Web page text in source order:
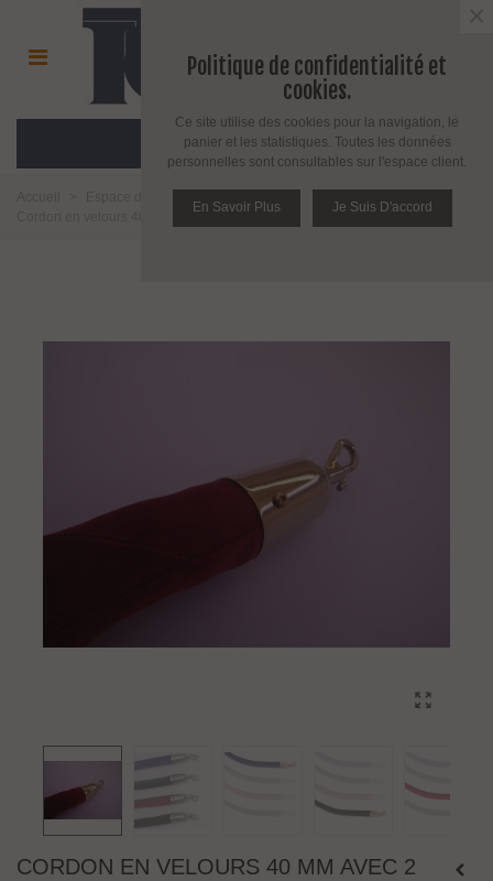
MENU
CORDON EN VELOURS 40 MM AVEC 2
Politique de confidentialité et
cookies.
Ce site utilise des cookies pour la navigation, le
panier et les statistiques. Toutes les données
personnelles sont consultables sur l'espace client.
En Savoir Plus Je Suis D'accord